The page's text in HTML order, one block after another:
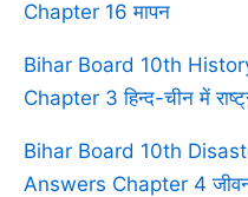
Chapter 16 मापन
Bihar Board 10th
Chapter 3 हिन्द-चीन में
Bihar Board 10th
Answers Chapter 4